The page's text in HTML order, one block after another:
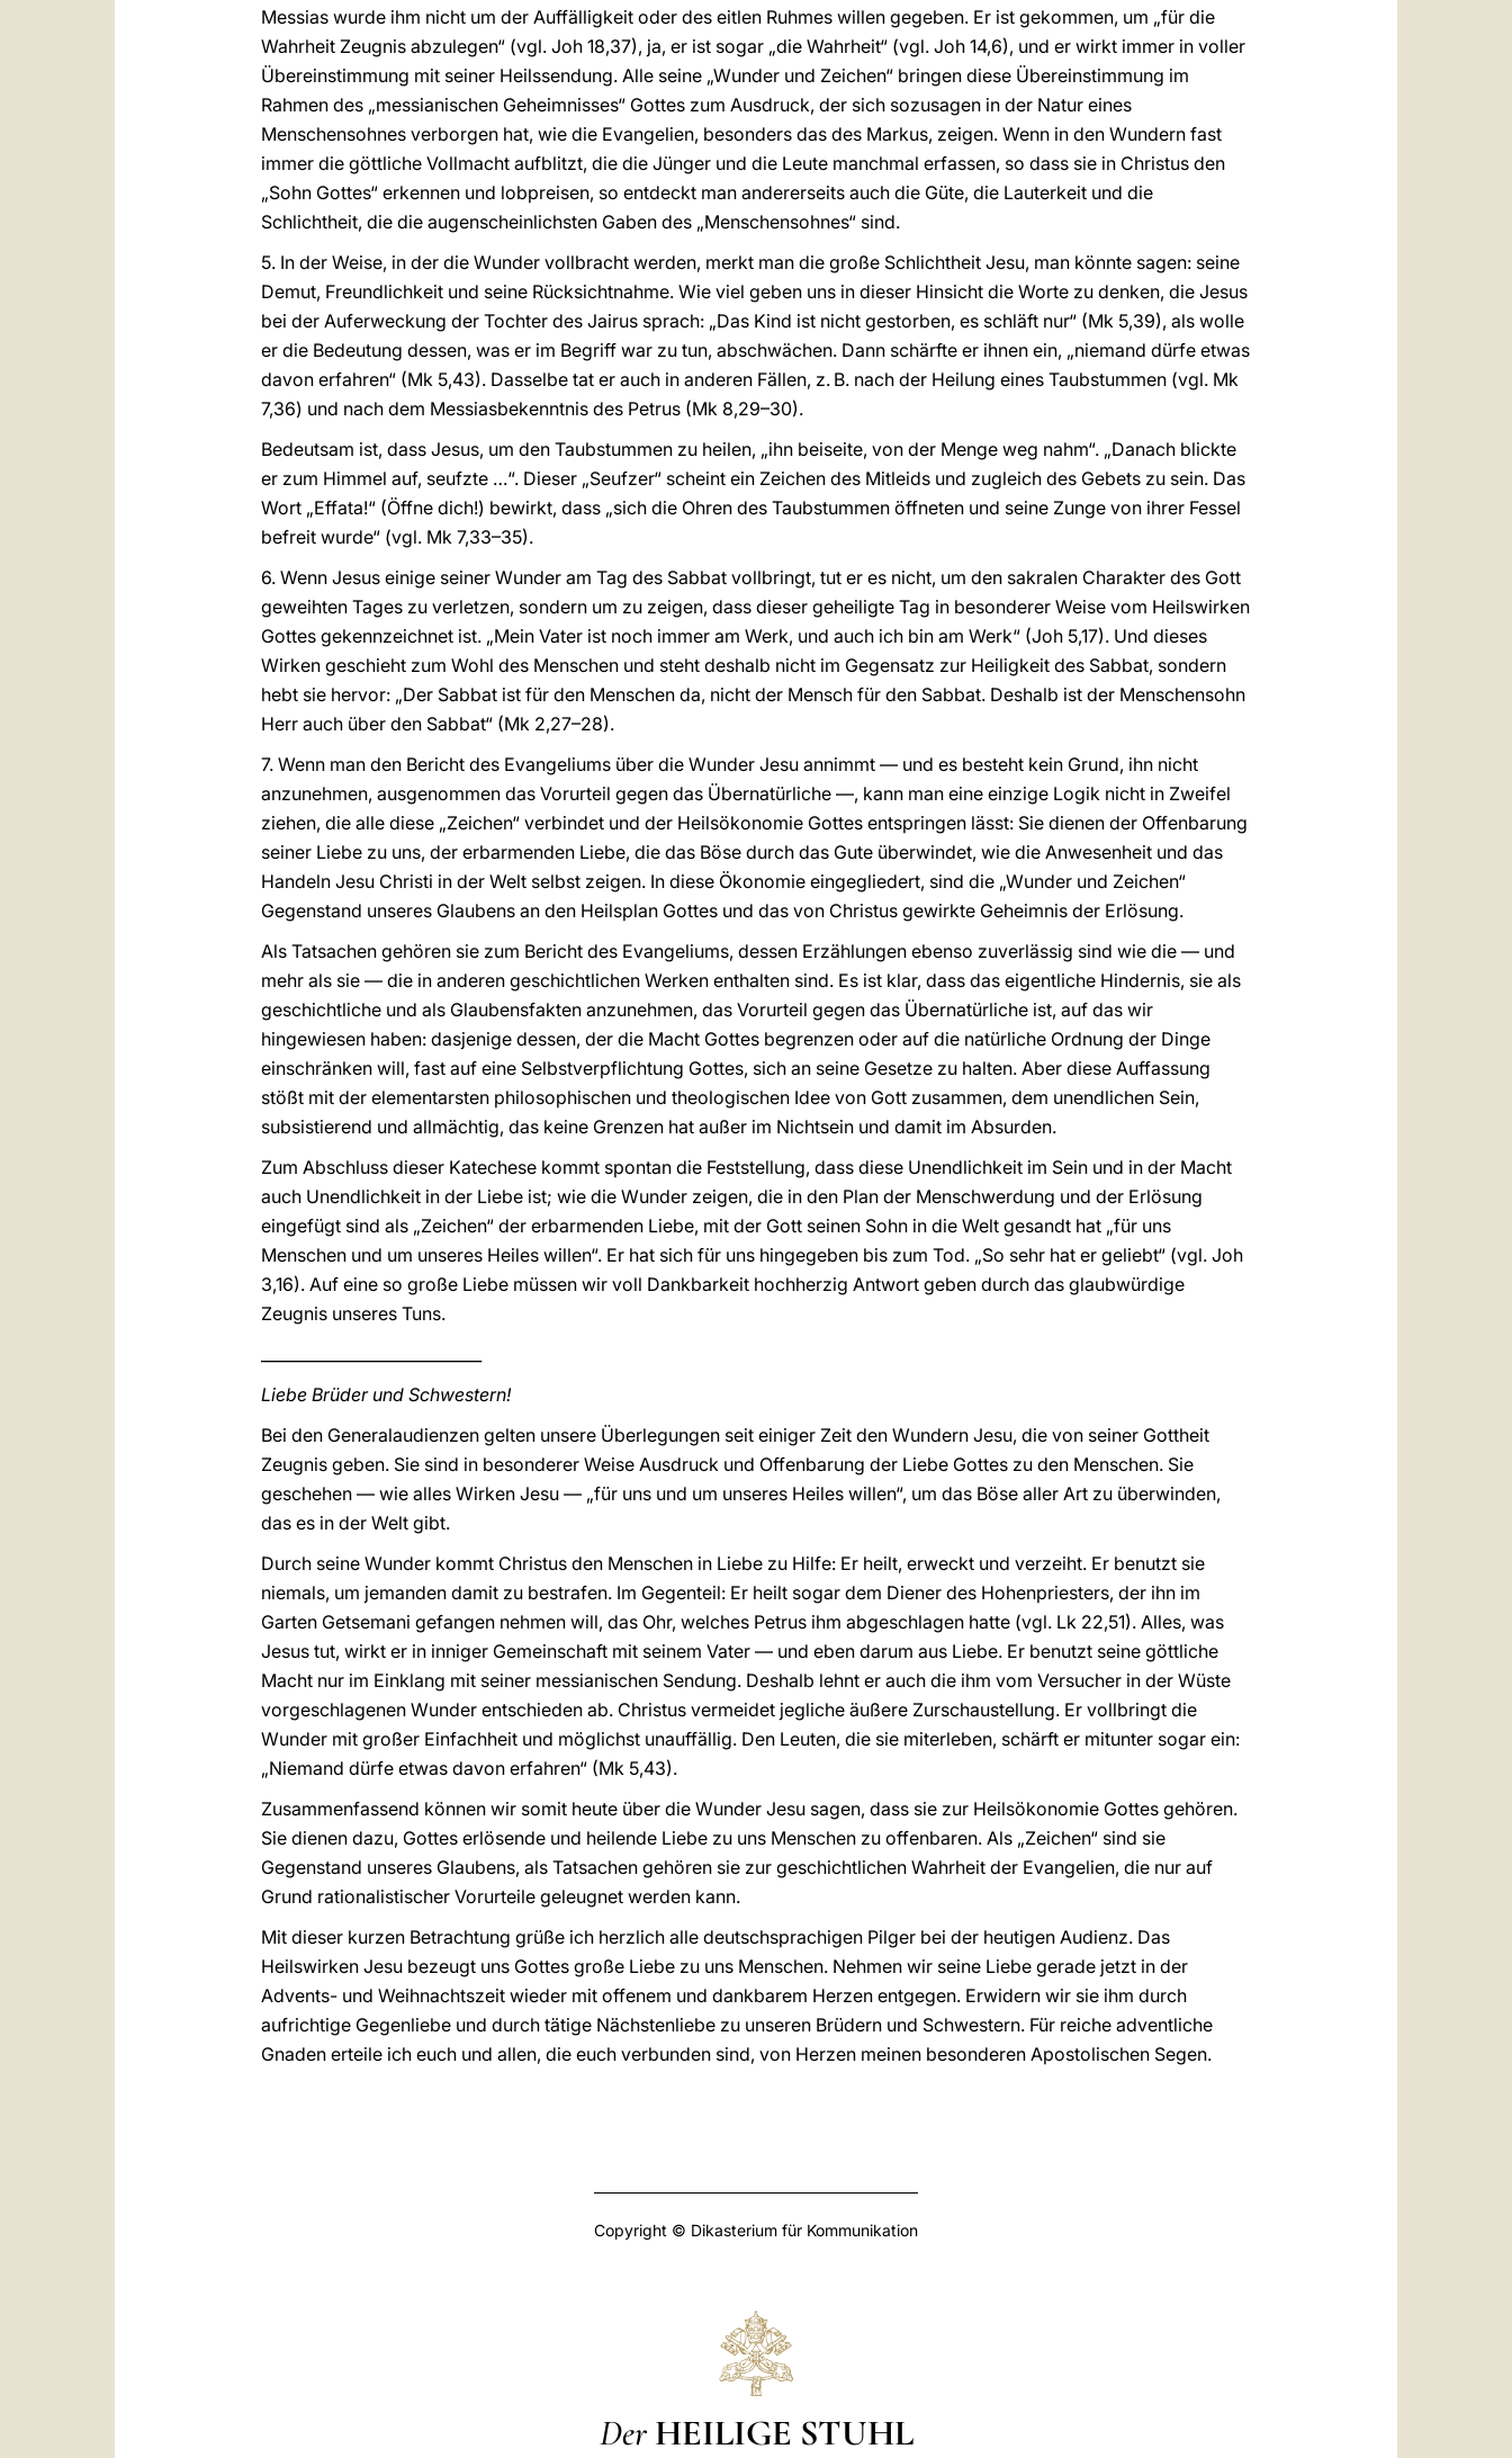
Messias wurde ihm nicht um der Auffälligkeit oder des eitlen Ruhmes willen gegeben. Er ist gekommen, um „für die
Wahrheit Zeugnis abzulegen“ (vgl. Joh 18,37), ja, er ist sogar „die Wahrheit“ (vgl. Joh 14,6), und er wirkt immer in voller
Übereinstimmung mit seiner Heilssendung. Alle seine „Wunder und Zeichen“ bringen diese Übereinstimmung im
Rahmen des „messianischen Geheimnisses“ Gottes zum Ausdruck, der sich sozusagen in der Natur eines
Menschensohnes verborgen hat, wie die Evangelien, besonders das des Markus, zeigen. Wenn in den Wundern fast
immer die göttliche Vollmacht aufblitzt, die die Jünger und die Leute manchmal erfassen, so dass sie in Christus den
„Sohn Gottes“ erkennen und lobpreisen, so entdeckt man andererseits auch die Güte, die Lauterkeit und die
Schlichtheit, die die augenscheinlichsten Gaben des „Menschensohnes“ sind.
5. In der Weise, in der die Wunder vollbracht werden, merkt man die große Schlichtheit Jesu, man könnte sagen: seine
Demut, Freundlichkeit und seine Rücksichtnahme. Wie viel geben uns in dieser Hinsicht die Worte zu denken, die Jesus
bei der Auferweckung der Tochter des Jairus sprach: „Das Kind ist nicht gestorben, es schläft nur“ (Mk 5,39), als wolle
er die Bedeutung dessen, was er im Begriff war zu tun, abschwächen. Dann schärfte er ihnen ein, „niemand dürfe etwas
davon erfahren“ (Mk 5,43). Dasselbe tat er auch in anderen Fällen, z. B. nach der Heilung eines Taubstummen (vgl. Mk
7,36) und nach dem Messiasbekenntnis des Petrus (Mk 8,29–30).
Bedeutsam ist, dass Jesus, um den Taubstummen zu heilen, „ihn beiseite, von der Menge weg nahm“. „Danach blickte
er zum Himmel auf, seufzte …“. Dieser „Seufzer“ scheint ein Zeichen des Mitleids und zugleich des Gebets zu sein. Das
Wort „Effata!“ (Öffne dich!) bewirkt, dass „sich die Ohren des Taubstummen öffneten und seine Zunge von ihrer Fessel
befreit wurde“ (vgl. Mk 7,33–35).
6. Wenn Jesus einige seiner Wunder am Tag des Sabbat vollbringt, tut er es nicht, um den sakralen Charakter des Gott
geweihten Tages zu verletzen, sondern um zu zeigen, dass dieser geheiligte Tag in besonderer Weise vom Heilswirken
Gottes gekennzeichnet ist. „Mein Vater ist noch immer am Werk, und auch ich bin am Werk“ (Joh 5,17). Und dieses
Wirken geschieht zum Wohl des Menschen und steht deshalb nicht im Gegensatz zur Heiligkeit des Sabbat, sondern
hebt sie hervor: „Der Sabbat ist für den Menschen da, nicht der Mensch für den Sabbat. Deshalb ist der Menschensohn
Herr auch über den Sabbat“ (Mk 2,27–28).
7. Wenn man den Bericht des Evangeliums über die Wunder Jesu annimmt — und es besteht kein Grund, ihn nicht
anzunehmen, ausgenommen das Vorurteil gegen das Übernatürliche —, kann man eine einzige Logik nicht in Zweifel
ziehen, die alle diese „Zeichen“ verbindet und der Heilsökonomie Gottes entspringen lässt: Sie dienen der Offenbarung
seiner Liebe zu uns, der erbarmenden Liebe, die das Böse durch das Gute überwindet, wie die Anwesenheit und das
Handeln Jesu Christi in der Welt selbst zeigen. In diese Ökonomie eingegliedert, sind die „Wunder und Zeichen“
Gegenstand unseres Glaubens an den Heilsplan Gottes und das von Christus gewirkte Geheimnis der Erlösung.
Als Tatsachen gehören sie zum Bericht des Evangeliums, dessen Erzählungen ebenso zuverlässig sind wie die — und
mehr als sie — die in anderen geschichtlichen Werken enthalten sind. Es ist klar, dass das eigentliche Hindernis, sie als
geschichtliche und als Glaubensfakten anzunehmen, das Vorurteil gegen das Übernatürliche ist, auf das wir
hingewiesen haben: dasjenige dessen, der die Macht Gottes begrenzen oder auf die natürliche Ordnung der Dinge
einschränken will, fast auf eine Selbstverpflichtung Gottes, sich an seine Gesetze zu halten. Aber diese Auffassung
stößt mit der elementarsten philosophischen und theologischen Idee von Gott zusammen, dem unendlichen Sein,
subsistierend und allmächtig, das keine Grenzen hat außer im Nichtsein und damit im Absurden.
Zum Abschluss dieser Katechese kommt spontan die Feststellung, dass diese Unendlichkeit im Sein und in der Macht
auch Unendlichkeit in der Liebe ist; wie die Wunder zeigen, die in den Plan der Menschwerdung und der Erlösung
eingefügt sind als „Zeichen“ der erbarmenden Liebe, mit der Gott seinen Sohn in die Welt gesandt hat „für uns
Menschen und um unseres Heiles willen“. Er hat sich für uns hingegeben bis zum Tod. „So sehr hat er geliebt“ (vgl. Joh
3,16). Auf eine so große Liebe müssen wir voll Dankbarkeit hochherzig Antwort geben durch das glaubwürdige
Zeugnis unseres Tuns.
Liebe Brüder und Schwestern!
Bei den Generalaudienzen gelten unsere Überlegungen seit einiger Zeit den Wundern Jesu, die von seiner Gottheit
Zeugnis geben. Sie sind in besonderer Weise Ausdruck und Offenbarung der Liebe Gottes zu den Menschen. Sie
geschehen — wie alles Wirken Jesu — „für uns und um unseres Heiles willen“, um das Böse aller Art zu überwinden,
das es in der Welt gibt.
Durch seine Wunder kommt Christus den Menschen in Liebe zu Hilfe: Er heilt, erweckt und verzeiht. Er benutzt sie
niemals, um jemanden damit zu bestrafen. Im Gegenteil: Er heilt sogar dem Diener des Hohenpriesters, der ihn im
Garten Getsemani gefangen nehmen will, das Ohr, welches Petrus ihm abgeschlagen hatte (vgl. Lk 22,51). Alles, was
Jesus tut, wirkt er in inniger Gemeinschaft mit seinem Vater — und eben darum aus Liebe. Er benutzt seine göttliche
Macht nur im Einklang mit seiner messianischen Sendung. Deshalb lehnt er auch die ihm vom Versucher in der Wüste
vorgeschlagenen Wunder entschieden ab. Christus vermeidet jegliche äußere Zurschaustellung. Er vollbringt die
Wunder mit großer Einfachheit und möglichst unauffällig. Den Leuten, die sie miterleben, schärft er mitunter sogar ein:
„Niemand dürfe etwas davon erfahren“ (Mk 5,43).
Zusammenfassend können wir somit heute über die Wunder Jesu sagen, dass sie zur Heilsökonomie Gottes gehören.
Sie dienen dazu, Gottes erlösende und heilende Liebe zu uns Menschen zu offenbaren. Als „Zeichen“ sind sie
Gegenstand unseres Glaubens, als Tatsachen gehören sie zur geschichtlichen Wahrheit der Evangelien, die nur auf
Grund rationalistischer Vorurteile geleugnet werden kann.
Mit dieser kurzen Betrachtung grüße ich herzlich alle deutschsprachigen Pilger bei der heutigen Audienz. Das
Heilswirken Jesu bezeugt uns Gottes große Liebe zu uns Menschen. Nehmen wir seine Liebe gerade jetzt in der
Advents- und Weihnachtszeit wieder mit offenem und dankbarem Herzen entgegen. Erwidern wir sie ihm durch
aufrichtige Gegenliebe und durch tätige Nächstenliebe zu unseren Brüdern und Schwestern. Für reiche adventliche
Gnaden erteile ich euch und allen, die euch verbunden sind, von Herzen meinen besonderen Apostolischen Segen.
Copyright © Dikasterium für Kommunikation
Der HEILIGE STUHL